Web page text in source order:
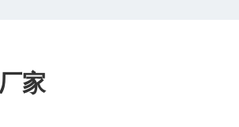
家